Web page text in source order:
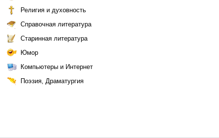
Религия и духовность
Справочная литература
Старинная литература
Юмор
Компьютеры и Интернет
Поэзия, Драматургия